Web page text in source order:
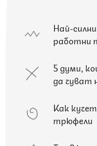
Най-
работни
5 думи,
да чуват
Как
трюфели